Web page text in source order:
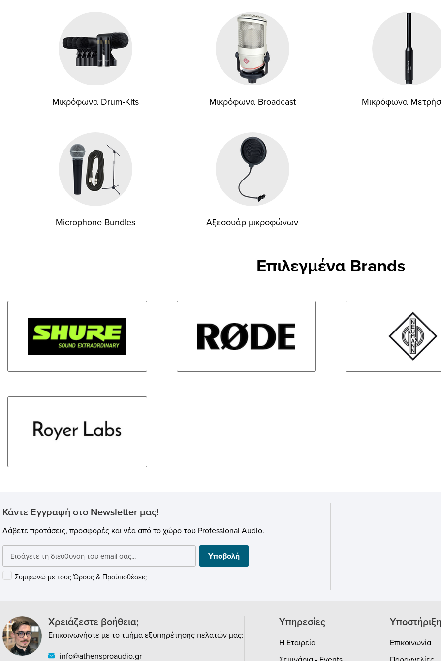
Μικρόφωνα Drum-Kits Μικρόφωνα Broadcast Μικρόφωνα
Microphone Bundles Αξεσουάρ μικροφώνων
Επιλεγμένα Brands
Κάντε Εγγραφή στο Newsletter μας!
Λάβετε προτάσεις, προσφορές και νέα από το χώρο του Professional Audio.
Υποβολή
Συμφωνώ με τους Όρους & Προϋποθέσεις
Χρειάζεστε βοήθεια;
Επικοινωνήστε με το τμήμα εξυπηρέτησης πελατών μας:
info@athensproaudio.gr
Υπηρεσίες
Η Εταιρεία
Υποστήριξη
Επικοινωνία